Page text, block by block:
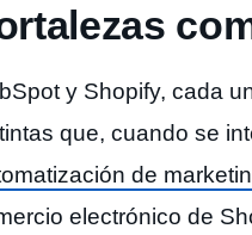
y Shopify, cada
que, cuando se
de
electrónico de